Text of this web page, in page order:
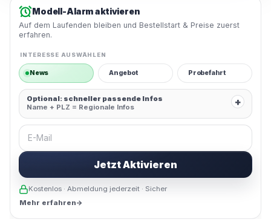
Modell-Alarm aktivieren
Auf dem Laufenden bleiben und Bestellstart & Preise zuerst
erfahren.
INTERESSE AUSWÄHLEN
News Angebot Probefahrt
Optional: schneller passende Infos
Name + PLZ = Regionale Infos
+
E-Mail
Jetzt Aktivieren
Kostenlos · Abmeldung jederzeit · Sicher
Mehr erfahren→